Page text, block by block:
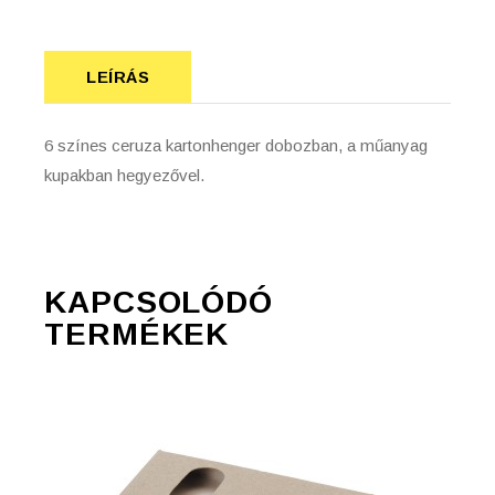
LEÍRÁS
6 színes ceruza kartonhenger dobozban, a műanyag
kupakban hegyezővel.
KAPCSOLÓDÓ
TERMÉKEK